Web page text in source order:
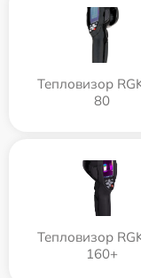
Тепловизор
80
Тепловизор
160+